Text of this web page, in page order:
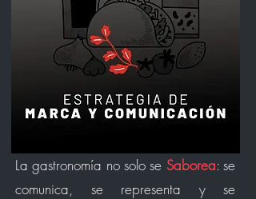
La gastronomía no solo se Saborea: se
comunica, se representa y se